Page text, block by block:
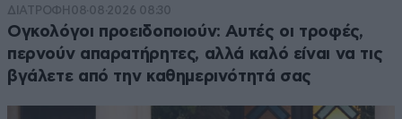
ΔΙΑΤΡΟΦΗ 08·08·2026 08:30
Ογκολόγοι προειδοποιούν: Αυτές οι τροφές,
περνούν απαρατήρητες, αλλά καλό είναι να τις
βγάλετε από την καθημερινότητά σας